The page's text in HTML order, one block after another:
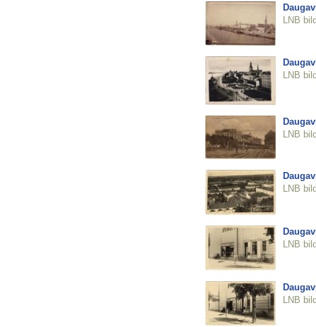
LNB
LNB
LNB
LNB
LNB
LNB